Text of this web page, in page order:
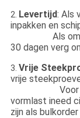
2. Levertijd: Als
inpakken en
Als
30 dagen verg
3. Vrije
vrije
vormlast ineed
zijn als